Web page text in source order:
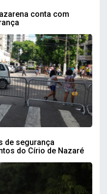
conta com
de segurança
do Círio de Nazaré